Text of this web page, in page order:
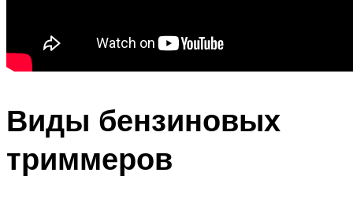
Виды бензиновых
триммеров